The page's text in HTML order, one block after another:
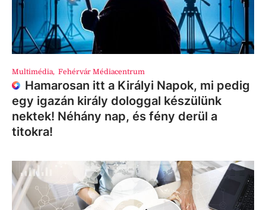
Multimédia, Fehérvár Médiacentrum
Hamarosan itt a Királyi Napok, mi pedig
egy igazán király dologgal készülünk
nektek! Néhány nap, és fény derül a
titokra!